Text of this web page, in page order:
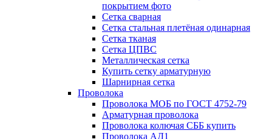
покрытием фото
Сетка сварная
Сетка стальная плетёная одинарная
Сетка тканая
Сетка ЦПВС
Металлическая сетка
Купить сетку арматурную
Шарнирная сетка
Проволока
Проволока МОБ по ГОСТ 4752-79
Арматурная проволока
Проволока колючая СББ купить
Проволока АД1